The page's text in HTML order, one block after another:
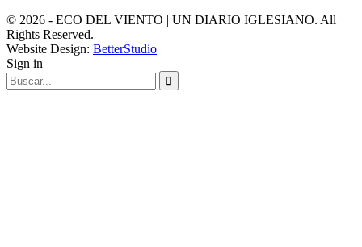
© 2026 - ECO DEL VIENTO | UN DIARIO IGLESIANO. All
Rights Reserved.
Website Design: BetterStudio
Sign in